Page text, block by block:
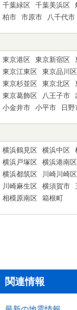
千葉緑区
千葉美浜区
柏市
市原市 八千代市
東京港区 東京新宿区
東京江東区
東京品川区
東京杉並区
東京北区
東京葛飾区
八王子市
小金井市
小平市 日野
横浜鶴見区 横浜中区
横浜戸塚区
横浜港南区
横浜都筑区
川崎川崎区
川崎麻生区
横須賀市
相模原南区
箱根町
関連情報